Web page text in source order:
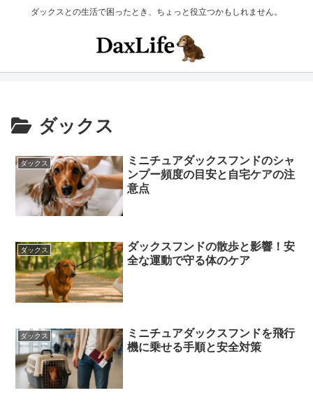
ダックスとの生活で困ったとき、ちょっと役立つかもしれません。
ダックス
ダックス
ミニチュアダックスフンドのシャ
ンプー頻度の目安と自宅ケアの注
意点
ダックス
ダックスフンドの散歩と影響！安
全な運動で守る体のケア
ダックス
ミニチュアダックスフンドを飛行
機に乗せる手順と安全対策